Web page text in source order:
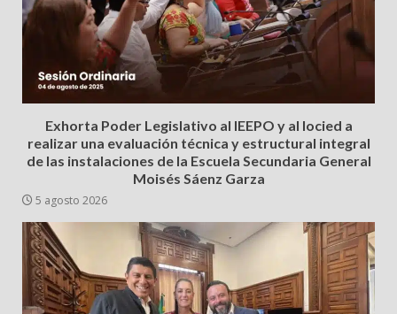
Exhorta Poder Legislativo al IEEPO y al Iocied a
realizar una evaluación técnica y estructural integral
de las instalaciones de la Escuela Secundaria General
Moisés Sáenz Garza
5 agosto 2026